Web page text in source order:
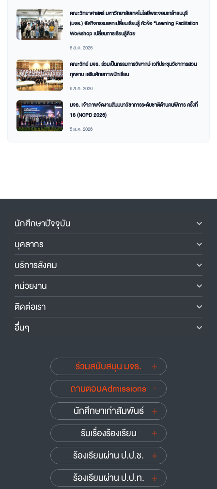
คณะวิทยาศาสตร์ มหาวิทยาลัยเทคโนโลยีพระจอมเกล้าธนบุรี
(มจธ.) จัดกิจกรรมแลกเปลี่ยนเรียนรู้ หัวข้อ “Learning Facilitation
Workshop เปลี่ยนการเรียนรู้ด้วย
6 ส.ค. 2026
คณะวิทย์ มจธ. ร่วมเป็นกรรมการวิพากษ์ เวทีประชุมวิชาการสวน
กุหลาบ เสริมศักยภาพนักเรียน
6 ส.ค. 2026
มจธ. เจ้าภาพจัดงานสัมมนาวิชาการระดับชาติด้านคนพิการ ครั้งที่
18 (NCPD 2026)
5 ส.ค. 2026
นักศึกษาปัจจุบัน
บุคลากร
บริการสังคม
หน่วยงาน
ติดต่อเรา
อื่นๆ
ร่วมสนับสนุน มจธ.
ถามตอบAdmissions
นักศึกษาเก่าสัมพันธ์
รับเรื่องร้องเรียน
ร้องเรียนผ่าน ป.ป.ช.
ร้องเรียนผ่าน ป.ป.ท.